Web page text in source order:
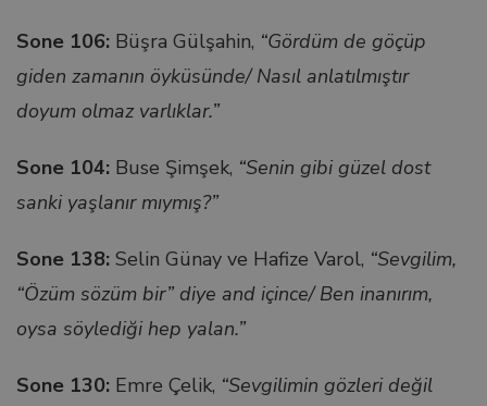
al
Sone 106: Büşra Gülşahin, “Gördüm de göçüp
giden zamanın öyküsünde/ Nasıl anlatılmıştır
doyum olmaz varlıklar.”
Sone 104: Buse Şimşek, “Senin gibi güzel dost
sanki yaşlanır mıymış?”
Sone 138: Selin Günay ve Hafize Varol, “Sevgilim,
“Özüm sözüm bir” diye and içince/ Ben inanırım,
oysa söylediği hep yalan.”
Sone 130: Emre Çelik, “Sevgilimin gözleri değil